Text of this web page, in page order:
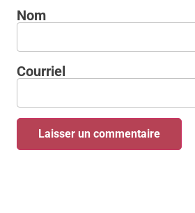
Nom
Courriel